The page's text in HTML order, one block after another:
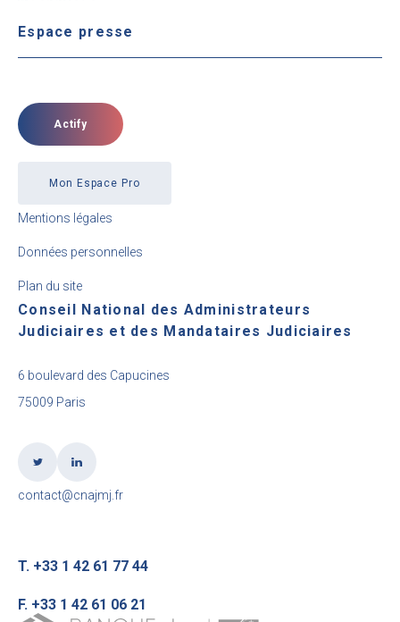
Espace presse
Actify
Mon Espace Pro
Mentions légales
Données personnelles
Plan du site
Conseil National des Administrateurs
Judiciaires et des Mandataires Judiciaires
6 boulevard des Capucines
75009 Paris
contact@cnajmj.fr
T. +33 1 42 61 77 44
F. +33 1 42 61 06 21